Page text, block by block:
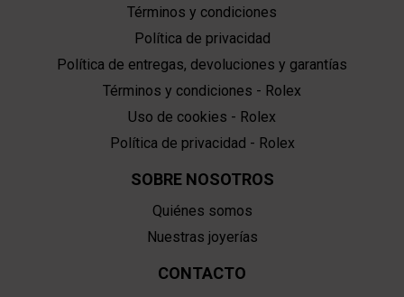
Términos y condiciones
Política de privacidad
Política de entregas, devoluciones y garantías
Términos y condiciones - Rolex
Uso de cookies - Rolex
Política de privacidad - Rolex
SOBRE NOSOTROS
Quiénes somos
Nuestras joyerías
CONTACTO